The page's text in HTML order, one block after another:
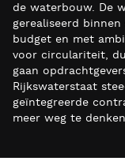
de waterbouw. De
gerealiseerd
budget en met
voor circulariteit,
gaan
Rijkswaterstaat
geïntegreerde
meer weg te